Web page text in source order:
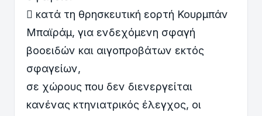
 κατά τη θρησκευτική εορτή Κουρμπάν
Μπαϊράμ, για ενδεχόμενη σφαγή
βοοειδών και αιγοπροβάτων εκτός
σφαγείων,
σε χώρους που δεν διενεργείται
κανένας κτηνιατρικός έλεγχος, οι